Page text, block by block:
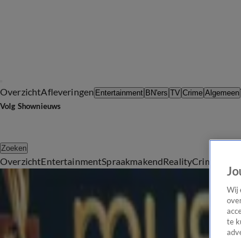
OverzichtAfleveringen Entertainment BN'ers TV Crime Algemeen
Volg Shownieuws
Zoeken
OverzichtEntertainmentSpraakmakendRealityCrime
Alle Entertainment Artikelen
Edson da Graça kwetsbaar over mantelzorg moeder: 'Ik mag er nu voor haar zijn'
Woensdag 5 aug, 14:02
BN'ers
Marco Borsato bevestigt: 'Ik sta niet bij Vrienden van Amstel Live'
Wij
te